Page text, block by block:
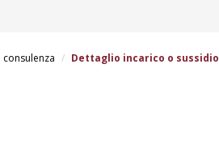
Dettaglio incarico o sussidio